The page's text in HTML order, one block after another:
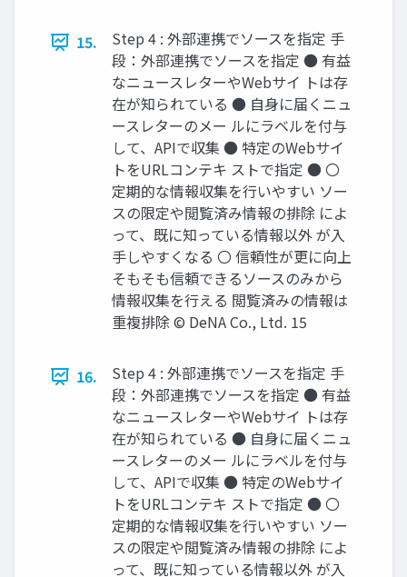
15.
Step 4 : 外部連携でソースを指定 手
段：外部連携でソースを指定 ● 有益
なニュースレターやWebサイ トは存
在が知られている ● 自身に届くニュ
ースレターのメー ルにラベルを付与
して、APIで収集 ● 特定のWebサイ
トをURLコンテキ ストで指定 ● 〇
定期的な情報収集を行いやすい ソー
スの限定や閲覧済み情報の排除 によ
って、既に知っている情報以外 が入
手しやすくなる 〇 信頼性が更に向上
そもそも信頼できるソースのみから
情報収集を行える 閲覧済みの情報は
重複排除 © DeNA Co., Ltd. 15
16.
Step 4 : 外部連携でソースを指定 手
段：外部連携でソースを指定 ● 有益
なニュースレターやWebサイ トは存
在が知られている ● 自身に届くニュ
ースレターのメー ルにラベルを付与
して、APIで収集 ● 特定のWebサイ
トをURLコンテキ ストで指定 ● 〇
定期的な情報収集を行いやすい ソー
スの限定や閲覧済み情報の排除 によ
って、既に知っている情報以外 が入